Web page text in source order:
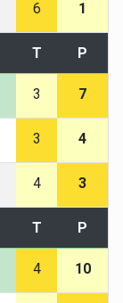
6 1
T P
3 7
3 4
4 3
T P
4 10